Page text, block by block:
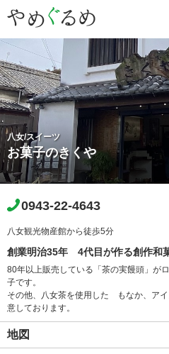
八女/スイーツ
お菓子のきくや
0943-22-4643
八女観光物産館から徒歩5分
創業明治35年 4代目が作る創作和
80年以上販売している「茶の実饅頭」が
子です。
その他、八女茶を使用した もなか、ア
意しております。
地図